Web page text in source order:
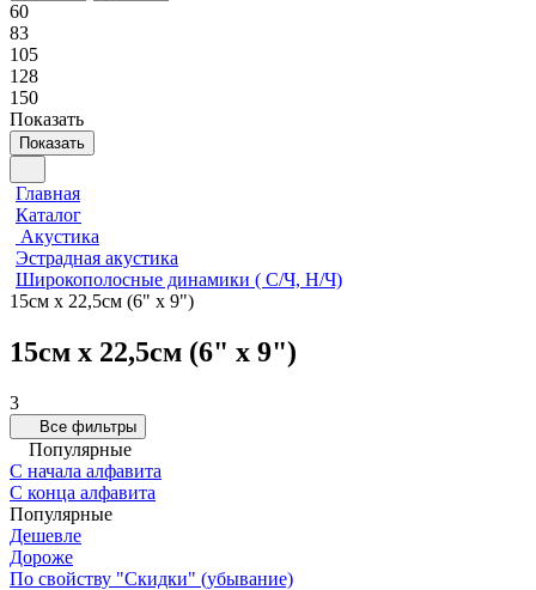
60
83
105
128
150
Показать
Показать
Главная
Каталог
Акустика
Эстрадная акустика
Широкополосные динамики ( С/Ч, Н/Ч)
15см х 22,5см (6" х 9")
15см х 22,5см (6" х 9")
3
Все фильтры
Популярные
С начала алфавита
С конца алфавита
Популярные
Дешевле
Дороже
По свойству "Скидки" (убывание)